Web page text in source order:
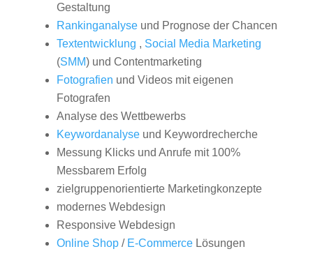
Gestaltung
Rankinganalyseund Prognose der Chancen
Textentwicklung , Social Media Marketing
(SMM) und Contentmarketing
Fotografien und Videos mit eigenen
Fotografen
Analyse des Wettbewerbs
Keywordanalyseund Keywordrecherche
Messung Klicks und Anrufe mit 100%
Messbarem Erfolg
zielgruppenorientierte Marketingkonzepte
modernes Webdesign
Responsive Webdesign
Online Shop/ E-CommerceLösungen